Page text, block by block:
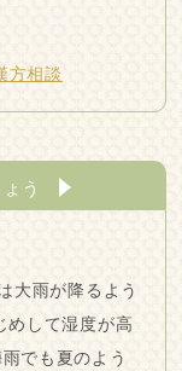
方相談
う
大雨が降るよう
めして湿度が高
でも夏のよう